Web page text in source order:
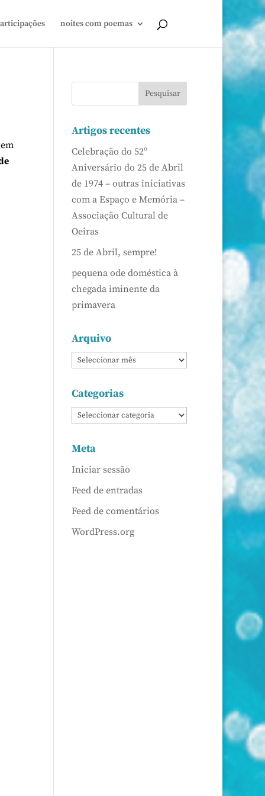
noites com poemas
Artigos recentes
Celebração do 52º
Aniversário do 25 de Abril
de 1974 – outras iniciativas
com a Espaço e Memória –
Associação Cultural de
Oeiras
25 de Abril, sempre!
pequena ode doméstica à
chegada iminente da
primavera
Arquivo
Categorias
Meta
Iniciar sessão
Feed de entradas
Feed de comentários
WordPress.org